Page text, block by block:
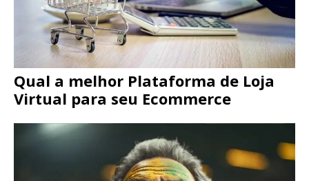
Qual a melhor Plataforma de Loja
Virtual para seu Ecommerce